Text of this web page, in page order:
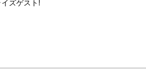
ズゲスト!